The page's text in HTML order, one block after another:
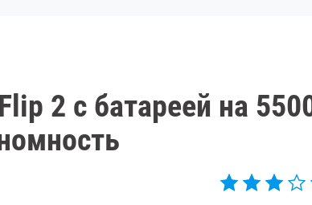
2 с батареей на